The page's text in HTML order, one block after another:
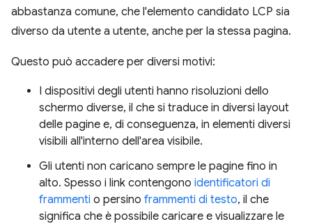
abbastanza comune, che l'elemento candidato LCP sia
diverso da utente a utente, anche per la stessa pagina.
Questo può accadere per diversi motivi:
I dispositivi degli utenti hanno risoluzioni dello
schermo diverse, il che si traduce in diversi layout
delle pagine e, di conseguenza, in elementi diversi
visibili all'interno dell'area visibile.
Gli utenti non caricano sempre le pagine fino in
alto. Spesso i link contengono identificatori di
frammenti o persino frammenti di testo, il che
significa che è possibile caricare e visualizzare le